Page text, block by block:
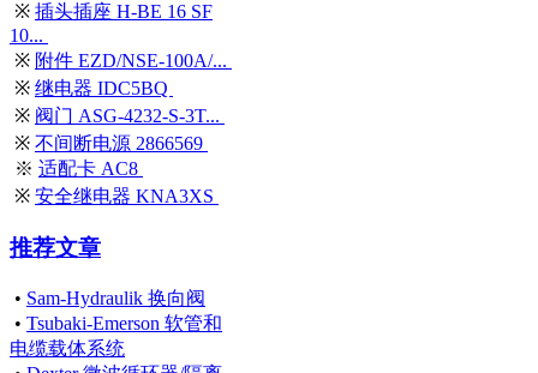
※ 插头插座 H-BE 16 SF
10...
※ 附件 EZD/NSE-100A/...
※ 继电器 IDC5BQ
※ 阀门 ASG-4232-S-3T...
※ 不间断电源 2866569
※ 适配卡 AC8
※ 安全继电器 KNA3XS
推荐文章
• Sam-Hydraulik 换向阀
• Tsubaki-Emerson 软管和
电缆载体系统